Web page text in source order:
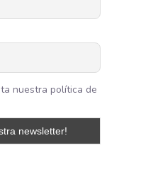
nuestra política de